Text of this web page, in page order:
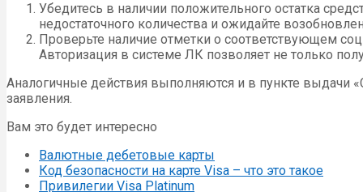
Убедитесь в наличии положительного остатка
недостаточного количества и ожидайте
Проверьте наличие отметки о соответствующем
Авторизация в системе ЛК позволяет не только
Аналогичные действия выполняются и в пункте выдачи
заявления.
Вам это будет интересно
Валютные дебетовые карты
Код безопасности на карте Visa – что это такое
Привилегии Visa Platinum